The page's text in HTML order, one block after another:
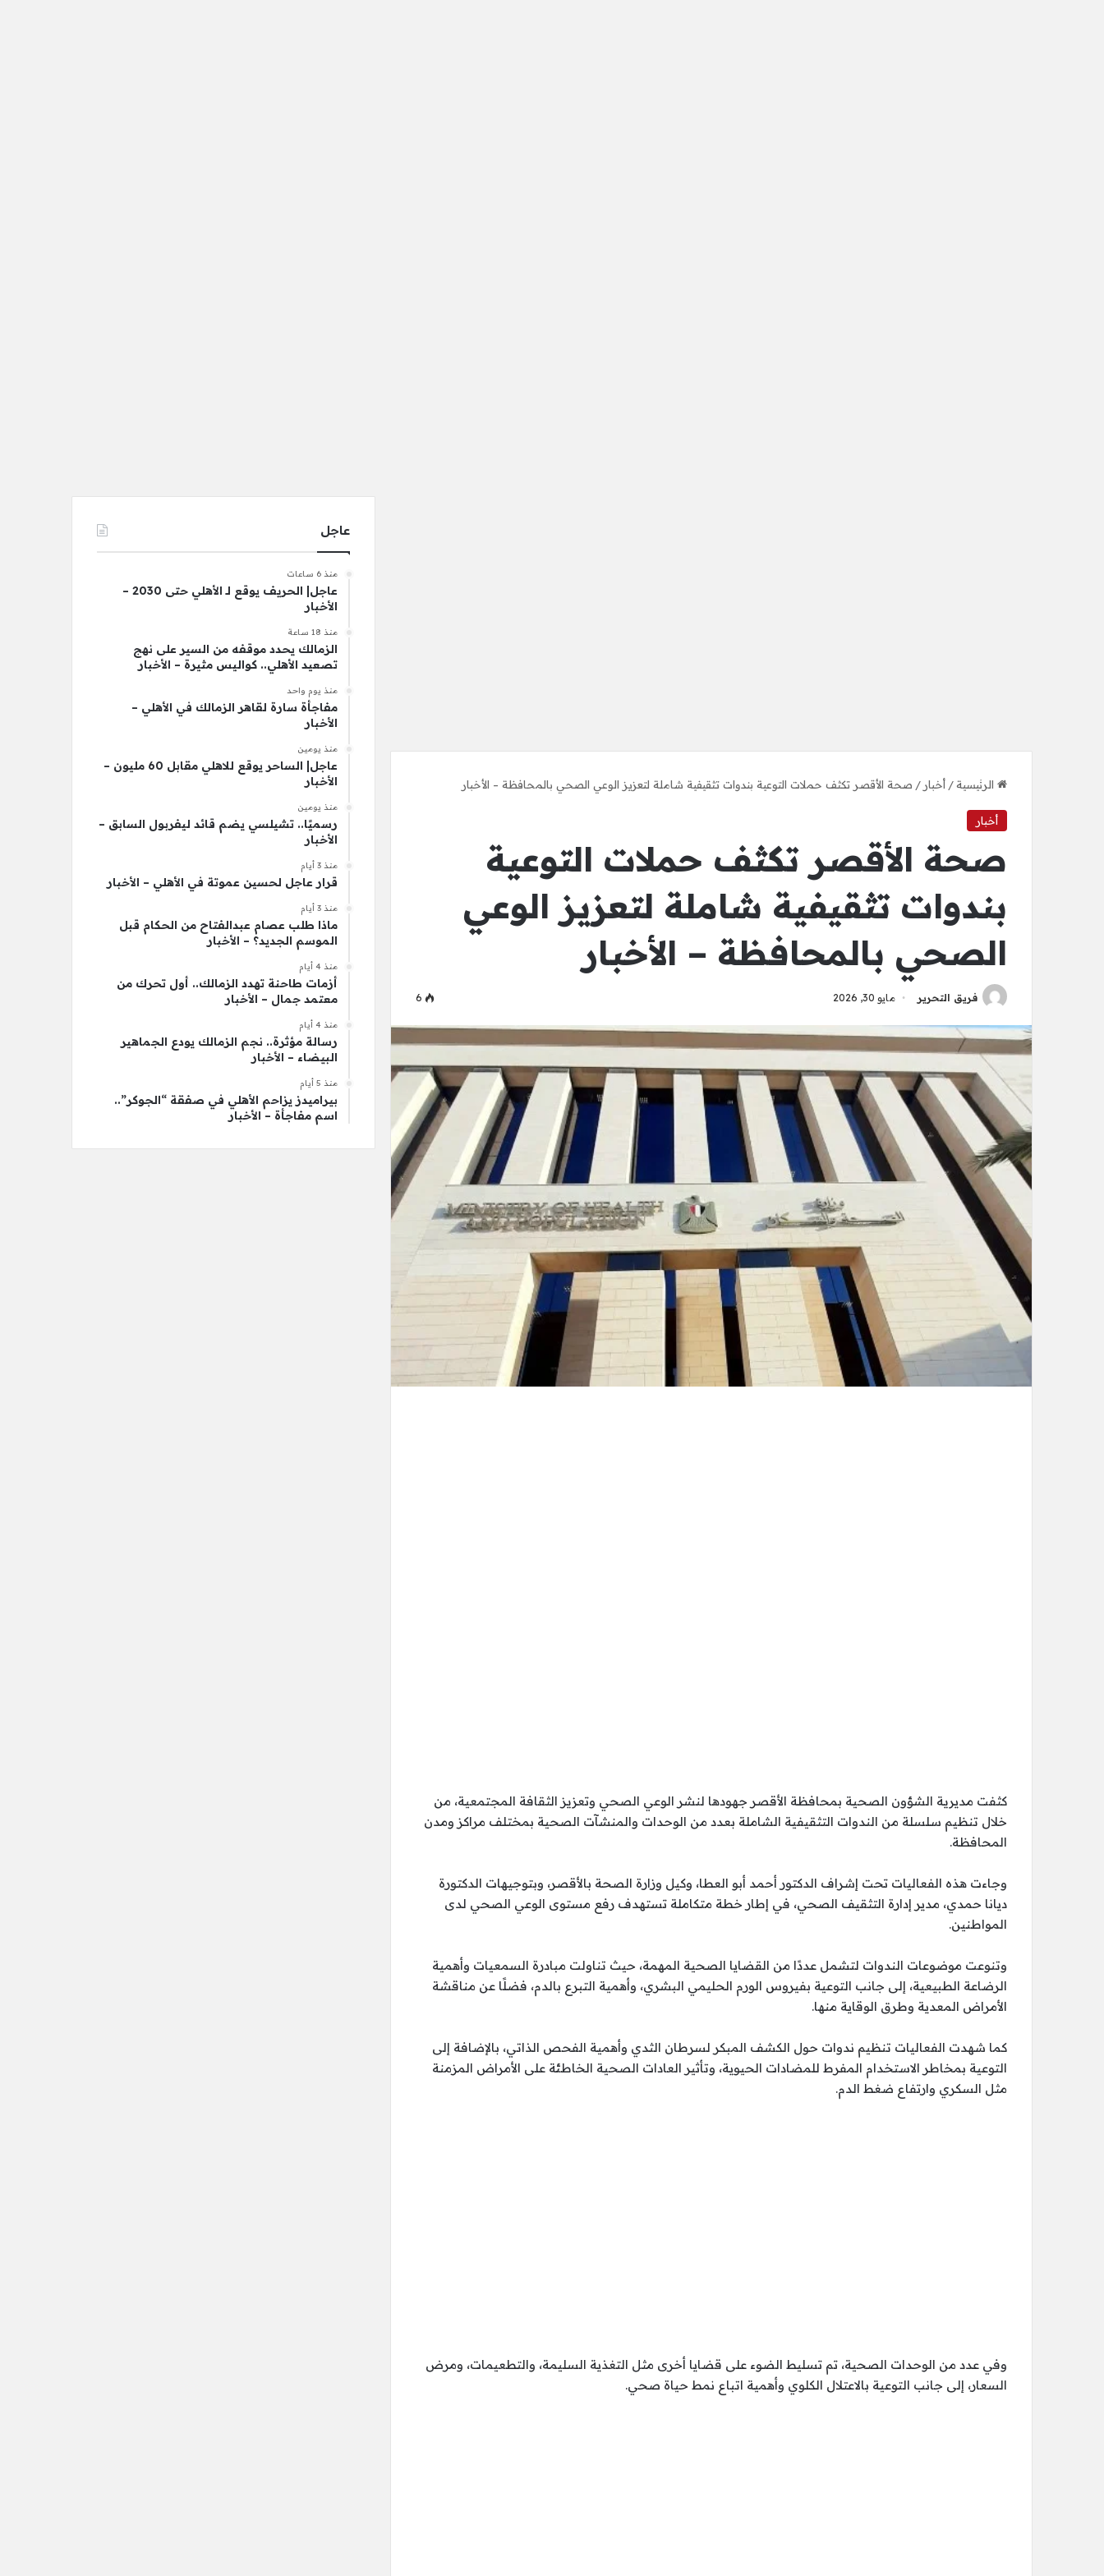
الرئيسية/ أخبار / صحة الأقصر تكثف حملات التوعية بندوات تثقيفية شاملة لتعزيز الوعي الصحي بالمحافظة – الأخبار
أخبار
صحة الأقصر تكثف حملات التوعية
بندوات تثقيفية شاملة لتعزيز الوعي
الصحي بالمحافظة – الأخبار
فريق التحرير مايو 30, 2026 6
كثفت مديرية الشؤون الصحية بمحافظة الأقصر جهودها لنشر الوعي الصحي وتعزيز الثقافة المجتمعية، من
خلال تنظيم سلسلة من الندوات التثقيفية الشاملة بعدد من الوحدات والمنشآت الصحية بمختلف مراكز ومدن
المحافظة.
وجاءت هذه الفعاليات تحت إشراف الدكتور أحمد أبو العطا، وكيل وزارة الصحة بالأقصر، وبتوجيهات الدكتورة
ديانا حمدي، مدير إدارة التثقيف الصحي، في إطار خطة متكاملة تستهدف رفع مستوى الوعي الصحي لدى
المواطنين.
وتنوعت موضوعات الندوات لتشمل عددًا من القضايا الصحية المهمة، حيث تناولت مبادرة السمعيات وأهمية
الرضاعة الطبيعية، إلى جانب التوعية بفيروس الورم الحليمي البشري، وأهمية التبرع بالدم، فضلًا عن مناقشة
الأمراض المعدية وطرق الوقاية منها.
كما شهدت الفعاليات تنظيم ندوات حول الكشف المبكر لسرطان الثدي وأهمية الفحص الذاتي، بالإضافة إلى
التوعية بمخاطر الاستخدام المفرط للمضادات الحيوية، وتأثير العادات الصحية الخاطئة على الأمراض المزمنة
مثل السكري وارتفاع ضغط الدم.
وفي عدد من الوحدات الصحية، تم تسليط الضوء على قضايا أخرى مثل التغذية السليمة، والتطعيمات، ومرض
السعار، إلى جانب التوعية بالاعتلال الكلوي وأهمية اتباع نمط حياة صحي.
عاجل
منذ 6 ساعات
عاجل| الحريف يوقع لـ الأهلي حتى 2030 –
الأخبار
منذ 18 ساعة
الزمالك يحدد موقفه من السير على نهج
تصعيد الأهلي.. كواليس مثيرة – الأخبار
منذ يوم واحد
مفاجأة سارة لقاهر الزمالك في الأهلي –
الأخبار
منذ يومين
عاجل| الساحر يوقع للاهلي مقابل 60 مليون –
الأخبار
منذ يومين
رسميًا.. تشيلسي يضم قائد ليفربول السابق –
الأخبار
منذ 3 أيام
قرار عاجل لحسين عموتة في الأهلي – الأخبار
منذ 3 أيام
ماذا طلب عصام عبدالفتاح من الحكام قبل
الموسم الجديد؟ – الأخبار
منذ 4 أيام
أزمات طاحنة تهدد الزمالك.. أول تحرك من
معتمد جمال – الأخبار
منذ 4 أيام
رسالة مؤثرة.. نجم الزمالك يودع الجماهير
البيضاء – الأخبار
منذ 5 أيام
بيراميدز يزاحم الأهلي في صفقة “الجوكر”..
اسم مفاجأة – الأخبار